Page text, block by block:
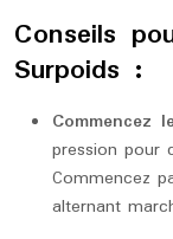
Conseils
Surpoids :
Commencez
pression pour
Commencez
alternant